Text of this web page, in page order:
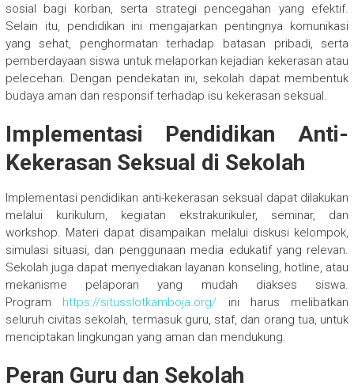
sosial bagi korban, serta strategi pencegahan yang efektif.
Selain itu, pendidikan ini mengajarkan pentingnya komunikasi
yang sehat, penghormatan terhadap batasan pribadi, serta
pemberdayaan siswa untuk melaporkan kejadian kekerasan atau
pelecehan. Dengan pendekatan ini, sekolah dapat membentuk
budaya aman dan responsif terhadap isu kekerasan seksual.
Implementasi Pendidikan Anti-
Kekerasan Seksual di Sekolah
Implementasi pendidikan anti-kekerasan seksual dapat dilakukan
melalui kurikulum, kegiatan ekstrakurikuler, seminar, dan
workshop. Materi dapat disampaikan melalui diskusi kelompok,
simulasi situasi, dan penggunaan media edukatif yang relevan.
Sekolah juga dapat menyediakan layanan konseling, hotline, atau
mekanisme pelaporan yang mudah diakses siswa.
Program https://situsslotkamboja.org/ ini harus melibatkan
seluruh civitas sekolah, termasuk guru, staf, dan orang tua, untuk
menciptakan lingkungan yang aman dan mendukung.
Peran Guru dan Sekolah